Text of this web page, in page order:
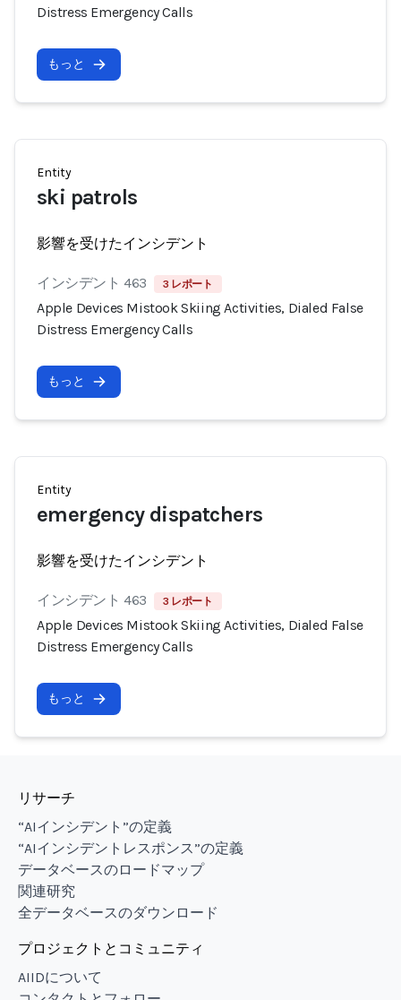
Distress Emergency Calls
もっと
Entity
ski patrols
影響を受けたインシデント
インシデント 463 3 レポート
Apple Devices Mistook Skiing Activities, Dialed False
Distress Emergency Calls
もっと
Entity
emergency dispatchers
影響を受けたインシデント
インシデント 463 3 レポート
Apple Devices Mistook Skiing Activities, Dialed False
Distress Emergency Calls
もっと
リサーチ
“AIインシデント”の定義
“AIインシデントレスポンス”の定義
データベースのロードマップ
関連研究
全データベースのダウンロード
プロジェクトとコミュニティ
AIIDについて